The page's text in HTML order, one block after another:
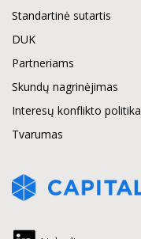
Standartinė sutartis
DUK
Partneriams
Skundų nagrinėjimas
Interesų konflikto politika
Tvarumas